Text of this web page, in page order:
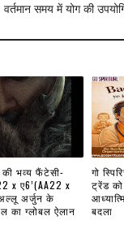
वर्तमान समय में योग की
भव्य फैंटेसी-
x ए6’(AA22 x
अर्जुन के
का ग्लोबल ऐलान
गो
ट्रेंड
बदला